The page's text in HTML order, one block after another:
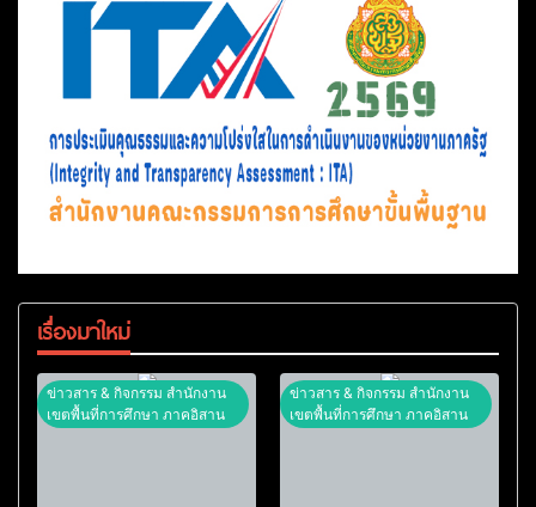
เรื่องมาใหม่
ข่าวสาร & กิจกรรม สำนักงาน
เขตพื้นที่การศึกษา ภาคอิสาน
ข่าวสาร & กิจกรรม สำนักงาน
เขตพื้นที่การศึกษา ภาคอิสาน